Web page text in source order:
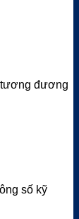
tương đương
số kỹ